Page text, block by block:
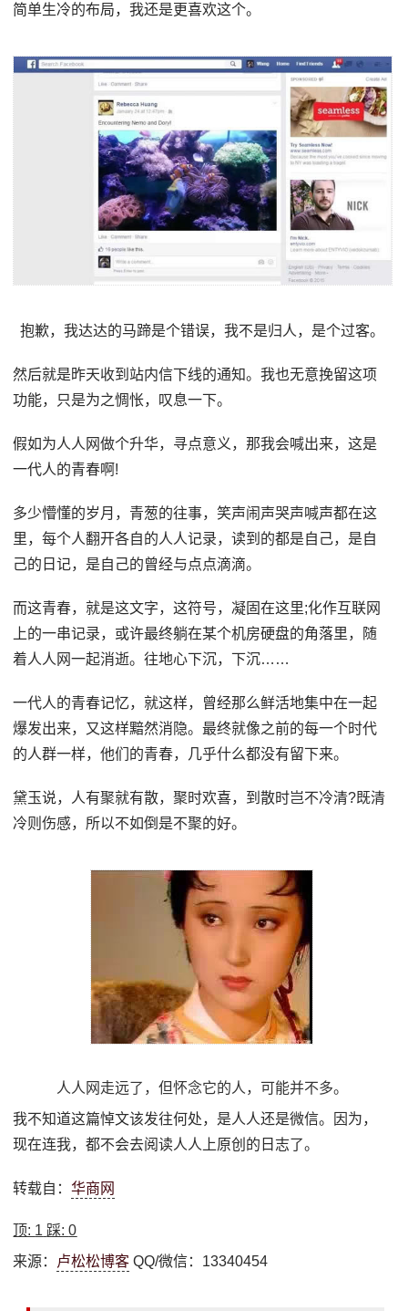
简单生冷的布局，我还是更喜欢这个。
抱歉，我达达的马蹄是个错误，我不是归人，是个过客。
然后就是昨天收到站内信下线的通知。我也无意挽留这项
功能，只是为之惆怅，叹息一下。
假如为人人网做个升华，寻点意义，那我会喊出来，这是
一代人的青春啊!
多少懵懂的岁月，青葱的往事，笑声闹声哭声喊声都在这
里，每个人翻开各自的人人记录，读到的都是自己，是自
己的日记，是自己的曾经与点点滴滴。
而这青春，就是这文字，这符号，凝固在这里;化作互联网
上的一串记录，或许最终躺在某个机房硬盘的角落里，随
着人人网一起消逝。往地心下沉，下沉……
一代人的青春记忆，就这样，曾经那么鲜活地集中在一起
爆发出来，又这样黯然消隐。最终就像之前的每一个时代
的人群一样，他们的青春，几乎什么都没有留下来。
黛玉说，人有聚就有散，聚时欢喜，到散时岂不冷清?既清
冷则伤感，所以不如倒是不聚的好。
人人网走远了，但怀念它的人，可能并不多。
我不知道这篇悼文该发往何处，是人人还是微信。因为，
现在连我，都不会去阅读人人上原创的日志了。
转载自：华商网
顶: 1 踩:0
来源： 卢松松博客 QQ/微信：13340454